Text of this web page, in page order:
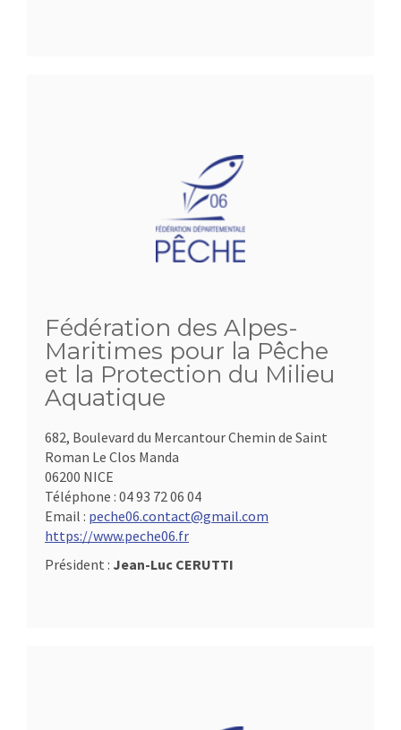
Fédération des Alpes-
Maritimes pour la Pêche
et la Protection du Milieu
Aquatique
682, Boulevard du Mercantour Chemin de Saint
Roman Le Clos Manda
06200 NICE
Téléphone : 04 93 72 06 04
Email : peche06.contact@gmail.com
https://www.peche06.fr
Président : Jean-Luc CERUTTI